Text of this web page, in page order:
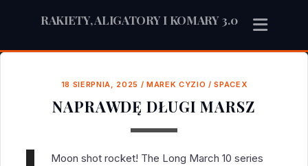
RAKIETY, ALIGATORY I KOMARY 3.0
18 SIERPNIA, 2025 / MAREK CYZIO /SPACEX
NAPRAWDĘ DŁUGI MARSZ
Moon shot rocket! The Long March 10 series